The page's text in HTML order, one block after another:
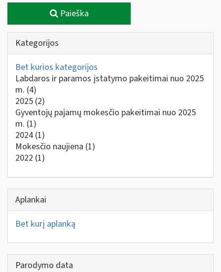
Paieška
Kategorijos
Bet kurios kategorijos
Labdaros ir paramos įstatymo pakeitimai nuo 2025
m. (4)
2025 (2)
Gyventojų pajamų mokesčio pakeitimai nuo 2025
m. (1)
2024 (1)
Mokesčio naujiena (1)
2022 (1)
Aplankai
Bet kurį aplanką
Parodymo data